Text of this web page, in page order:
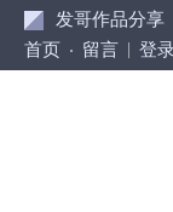
发哥作品分享
首页
留言 登